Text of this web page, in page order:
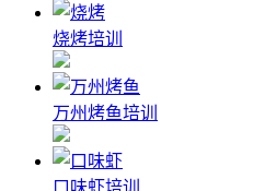
烧烤培训
万州烤鱼培训
口味虾培训